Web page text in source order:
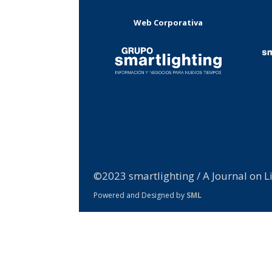
Web Corporativa
©2023 smartlighting / A Journal on
Powered and Designed by SML